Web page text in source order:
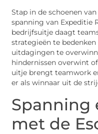
Stap in de schoenen
spanning van Expeditie
bedrijfsuitje daagt
strategieën te
uitdagingen te
hindernissen overwint
uitje brengt teamwork
er als winnaar uit de
Spanning
met de